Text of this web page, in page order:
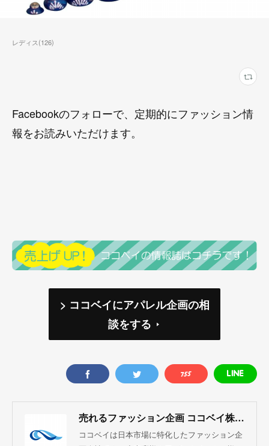
レディス(126)
Facebookのフォローで、定期的にファッション情
報をお読みいただけます。
> ココベイにアパレル企画の相
談をする
売れるファッション企画 ココベイ株式会社
ココベイは日本市場に特化したファッション企